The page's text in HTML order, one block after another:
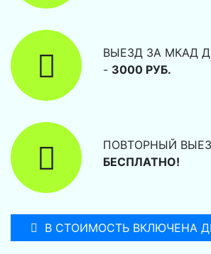
ВЫЕЗД ЗА МКАД
- 3000 РУБ.
ПОВТОРНЫЙ
БЕСПЛАТНО!
В СТОИМОСТЬ ВКЛЮЧЕНА